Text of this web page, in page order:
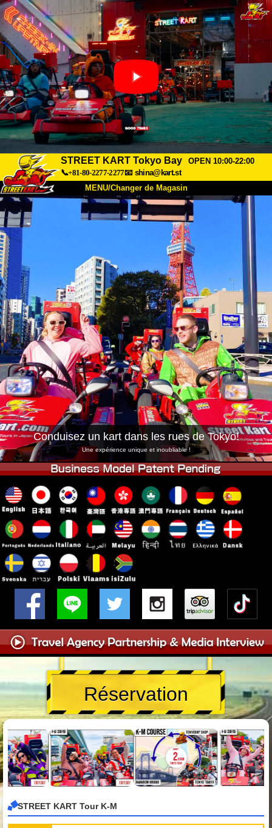
STREET KART Tokyo Bay
OPEN 10:00-22:00
📞+81-80-2277-2277📧 shina@kart.st
MENU/Changer de Magasin
ACCUEIL
Entreprise Réservation
Changer de Magasin
Tokyo Shinagawa Tokyo Akihabara#1
Tokyo Akihabara#2 Tokyo Shibuya
Tokyo Shibuya Annexe Baie de Tokyo
Tokyo Asakusa Osaka
Okinawa
Conduisez un kart dans les rues de Tokyo!
Une expérience unique et inoubliable !
Réservation
STREET KART Tour K-M